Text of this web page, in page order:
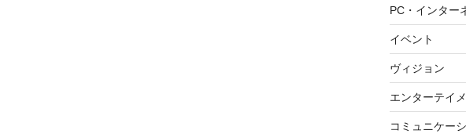
PC・インター
イベント
ヴィジョン
エンターテイ
コミュニケー